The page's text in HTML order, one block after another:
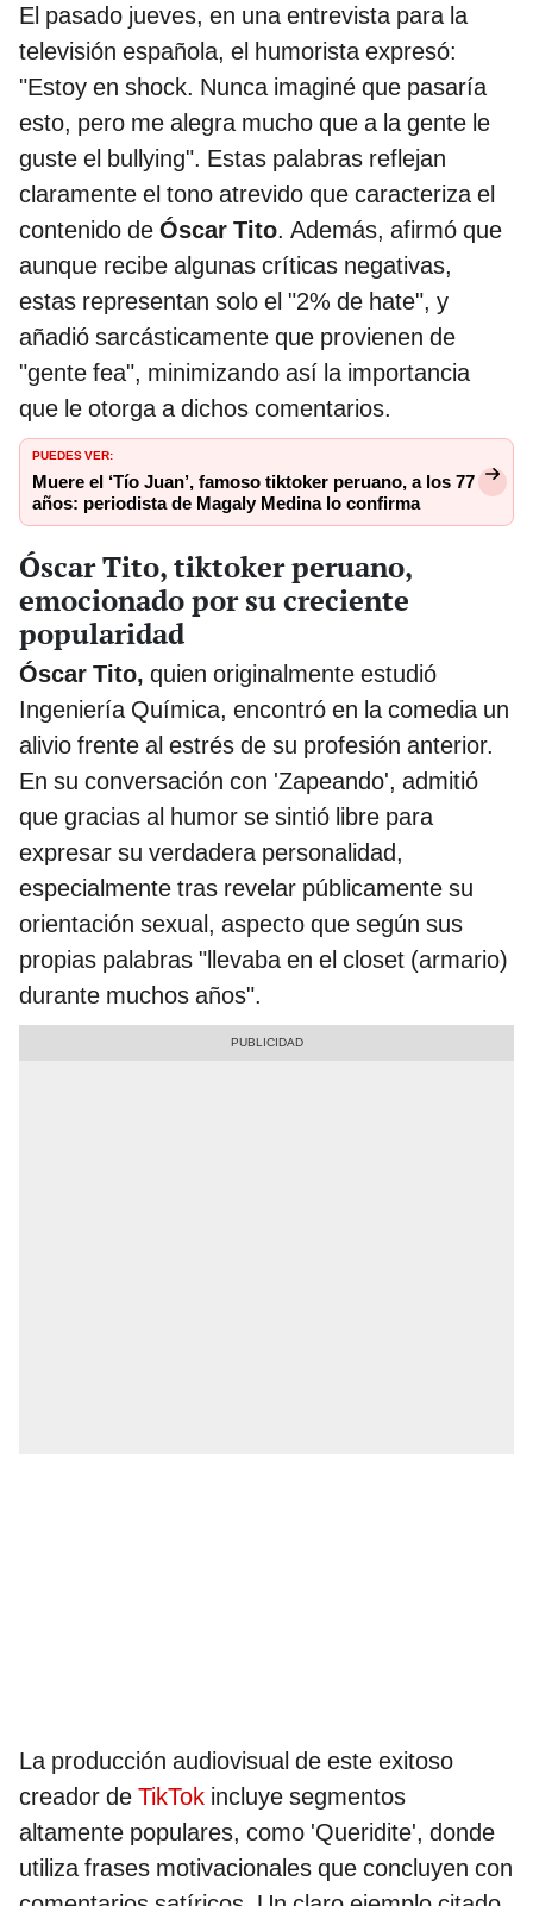
El pasado jueves, en una entrevista para la
televisión española, el humorista expresó:
"Estoy en shock. Nunca imaginé que pasaría
esto, pero me alegra mucho que a la gente le
guste el bullying". Estas palabras reflejan
claramente el tono atrevido que caracteriza el
contenido de Óscar Tito. Además, afirmó que
aunque recibe algunas críticas negativas,
estas representan solo el "2% de hate", y
añadió sarcásticamente que provienen de
"gente fea", minimizando así la importancia
que le otorga a dichos comentarios.
PUEDES VER:
Muere el ‘Tío Juan’, famoso tiktoker peruano, a los 77
años: periodista de Magaly Medina lo confirma
Óscar Tito, tiktoker peruano,
emocionado por su creciente
popularidad
Óscar Tito, quien originalmente estudió
Ingeniería Química, encontró en la comedia un
alivio frente al estrés de su profesión anterior.
En su conversación con 'Zapeando', admitió
que gracias al humor se sintió libre para
expresar su verdadera personalidad,
especialmente tras revelar públicamente su
orientación sexual, aspecto que según sus
propias palabras "llevaba en el closet (armario)
durante muchos años".
La producción audiovisual de este exitoso
creador de TikTok incluye segmentos
altamente populares, como 'Queridite', donde
utiliza frases motivacionales que concluyen con